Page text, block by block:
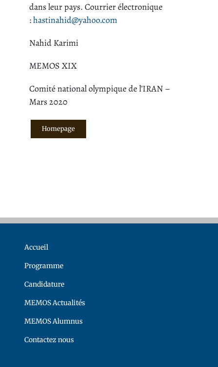
dans leur pays. Courrier électronique
:hastinahid@yahoo.com
Nahid Karimi
MEMOS XIX
Comité national olympique de l’IRAN –
Mars 2020
Homepage
Accueil
Programme
Candidature
MEMOS Actualités
MEMOS Alumnus
Contactez nous